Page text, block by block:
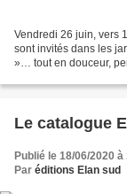
Vendredi 26 juin, vers
sont invités dans les
»… tout en douceur,
Le catalogue
Publié le 18/06/2020 à
Par éditions Elan sud